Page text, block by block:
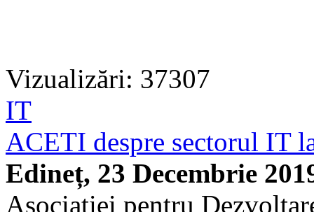
Vizualizări: 37307
IT
ACETI despre sectorul IT
Edineț, 23 Decembrie
Asociației pentru